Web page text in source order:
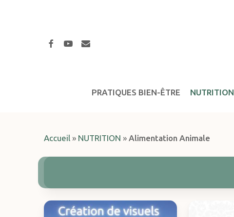
facebookyoutube
email
PRATIQUES BIEN-ÊTRE NUTRITION
Accueil » NUTRITION » Alimentation Animale